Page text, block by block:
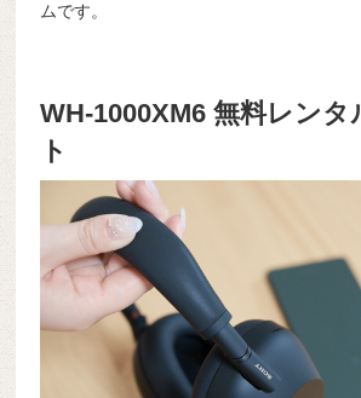
ムです。
WH-1000XM6 無料レンタ
ト